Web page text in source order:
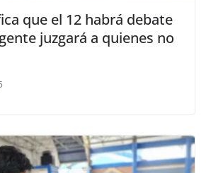
que el 12 habrá debate
juzgará a quienes no